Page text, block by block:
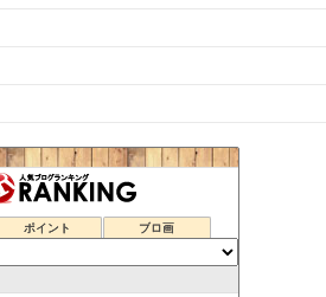
ポイント ブロ画